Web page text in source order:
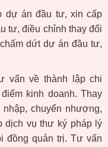
dự án đầu tư, xin cấp
tư, điều chỉnh thay đổi
dứt dự án đầu tư,
vấn về thành lập chi
kinh doanh. Thay
chuyển nhượng,
dịch vụ thư ký pháp lý
đồng quản trị. Tư vấn